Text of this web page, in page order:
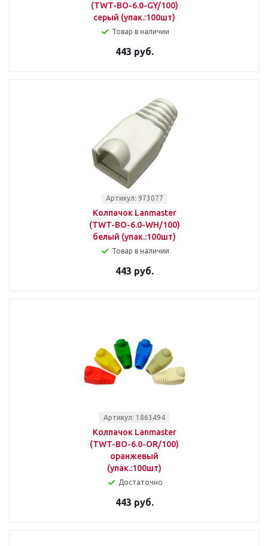
(TWT-BO-6.0-GY/100)
серый (упак.:100шт)
Товар в наличии
443 руб.
Артикул: 973077
Колпачок Lanmaster
(TWT-BO-6.0-WH/100)
белый (упак.:100шт)
Товар в наличии
443 руб.
Артикул: 1863494
Колпачок Lanmaster
(TWT-BO-6.0-OR/100)
оранжевый
(упак.:100шт)
Достаточно
443 руб.